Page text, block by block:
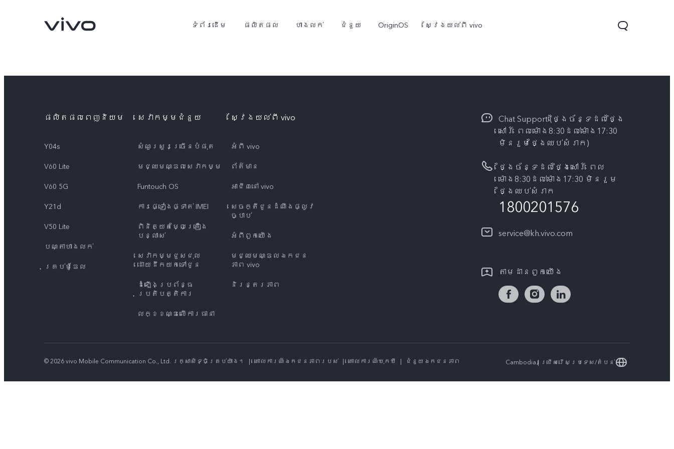
ទំព័រដើម ផលិតផល ហាងលក់ ជំនួយ OriginOS ស្វែងយល់ពី vivo
V60 5G V60 Lite Y04
ផលិតផលពេញនិយម
Y04s
V60 Lite
V60 5G
Y21d
V50 Lite
បណ្តាហាងលក់
គ្រប់ម៉ូឌែល
សេវាកម្មជំនួយ
សំណួរសួរច្រើនបំផុត
មជ្ឈមណ្ឌល​សេវាកម្ម
Funtouch OS
ការផ្ទៀងផ្ទាត់ IMEI
ពិនិត្យតម្លៃគ្រឿង
បន្លាស់
សេវាកម្មជួសជុល
ដោយដឹកយកទៅជូន
ដំឡើងប្រព័ន្ធ
ប្រតិបត្តិការ
លក្ខខណ្ឌលើការធានា
ស្វែងយល់ពី vivo
អំពី vivo
ព័ត៌មាន
អាជីពនៅ vivo
សេចក្តីជូនដំណឹងផ្លូវ
ច្បាប់
អំពី​ពួក​យើង
មជ្ឈមណ្ឌលឯកជន
ភាព vivo
និរន្តរភាព
Chat Support (ថ្ងៃច័ន្ទដល់ថ្ងៃ
សៅរ៍ ពេលម៉ោង8:30ដល់ម៉ោង17:30
មិនរួមថ្ងៃឈប់សំរាក)
ថ្ងៃច័ន្ទដល់ថ្ងៃសៅរ៍ ពេល
ម៉ោង8:30ដល់ម៉ោង17:30 មិនរួម
ថ្ងៃឈប់សំរាក
1800201576
service@kh.vivo.com
តាម​ដានពួក​យើង
© 2026 vivo Mobile Communication Co., Ltd. រក្សាសិទ្ធិគ្រប់យ៉ាង។ | គោលការណ៍ឯកជនភាពរបស់ | គោលការណ៍ឃុកឃី | ជំនួយឯកជនភាព Cambodia | ជ្រើសរើសប្រទេស/តំបន់